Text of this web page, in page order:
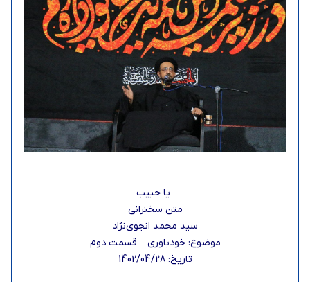
یا حبیب
متن سخنرانی
سید محمد انجوی‌نژاد
موضوع: خودباوری – قسمت دوم
تاریخ: 1402/04/28